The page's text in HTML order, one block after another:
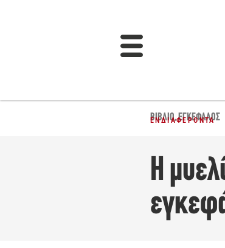
ΒΙΒΛΊΟ,ΕΓΚΈΦΑΛΟΣ
ΕΝΔΙΑΦΈΡΟΝΤΑ
Η